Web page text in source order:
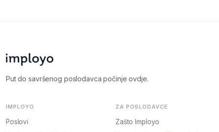
Put do savršenog poslodavca počinje ovdje.
IMPLOYO
Poslovi
ZA POSLODAVCE
Zašto Imployo